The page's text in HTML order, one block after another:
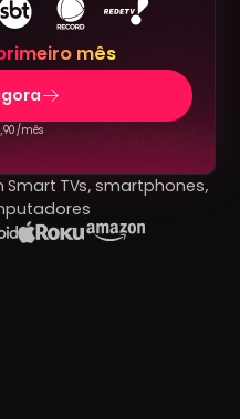
mês
/mês
TVs, smartphones,